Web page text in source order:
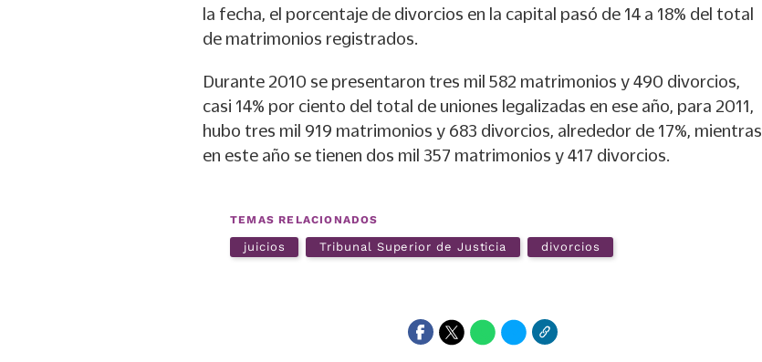
la fecha, el porcentaje de divorcios en la capital pasó de 14 a 18% del total
de matrimonios registrados.
Durante 2010 se presentaron tres mil 582 matrimonios y 490 divorcios,
casi 14% por ciento del total de uniones legalizadas en ese año, para 2011,
hubo tres mil 919 matrimonios y 683 divorcios, alrededor de 17%, mientras
en este año se tienen dos mil 357 matrimonios y 417 divorcios.
TEMAS RELACIONADOS
juicios Tribunal Superior de Justicia divorcios